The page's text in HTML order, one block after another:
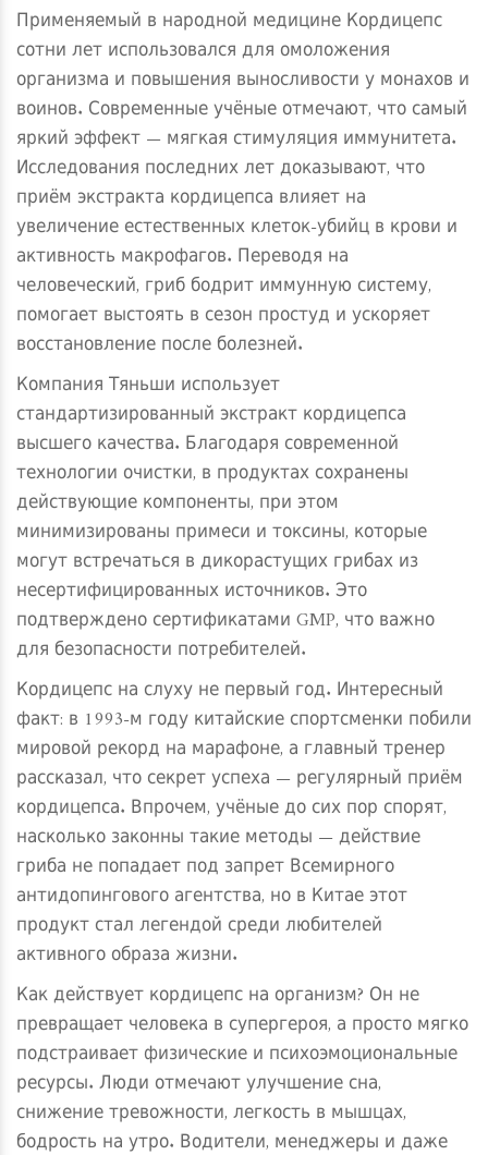
Применяемый в народной медицине Кордицепс
сотни лет использовался для омоложения
организма и повышения выносливости у монахов и
воинов. Современные учёные отмечают, что самый
яркий эффект — мягкая стимуляция иммунитета.
Исследования последних лет доказывают, что
приём экстракта кордицепса влияет на
увеличение естественных клеток-убийц в крови и
активность макрофагов. Переводя на
человеческий, гриб бодрит иммунную систему,
помогает выстоять в сезон простуд и ускоряет
восстановление после болезней.
Компания Тяньши использует
стандартизированный экстракт кордицепса
высшего качества. Благодаря современной
технологии очистки, в продуктах сохранены
действующие компоненты, при этом
минимизированы примеси и токсины, которые
могут встречаться в дикорастущих грибах из
несертифицированных источников. Это
подтверждено сертификатами GMP, что важно
для безопасности потребителей.
Кордицепс на слуху не первый год. Интересный
факт: в 1993-м году китайские спортсменки побили
мировой рекорд на марафоне, а главный тренер
рассказал, что секрет успеха — регулярный приём
кордицепса. Впрочем, учёные до сих пор спорят,
насколько законны такие методы — действие
гриба не попадает под запрет Всемирного
антидопингового агентства, но в Китае этот
продукт стал легендой среди любителей
активного образа жизни.
Как действует кордицепс на организм? Он не
превращает человека в супергероя, а просто мягко
подстраивает физические и психоэмоциональные
ресурсы. Люди отмечают улучшение сна,
снижение тревожности, легкость в мышцах,
бодрость на утро. Водители, менеджеры и даже